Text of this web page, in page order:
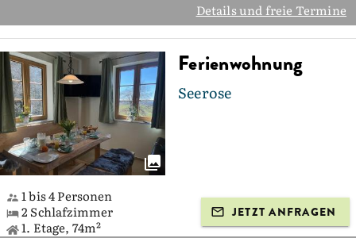
Details und freie Termine
Ferienwohnung
Seerose
1 bis 4 Personen
2 Schlafzimmer
1. Etage, 74m²
JETZT ANFRAGEN